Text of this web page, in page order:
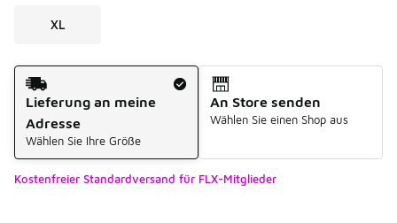
XL
Versandart
Lieferung an meine
Adresse
Wählen Sie Ihre Größe
An Store senden
Wählen Sie einen Shop aus
Kostenfreier Standardversand für FLX-Mitglieder